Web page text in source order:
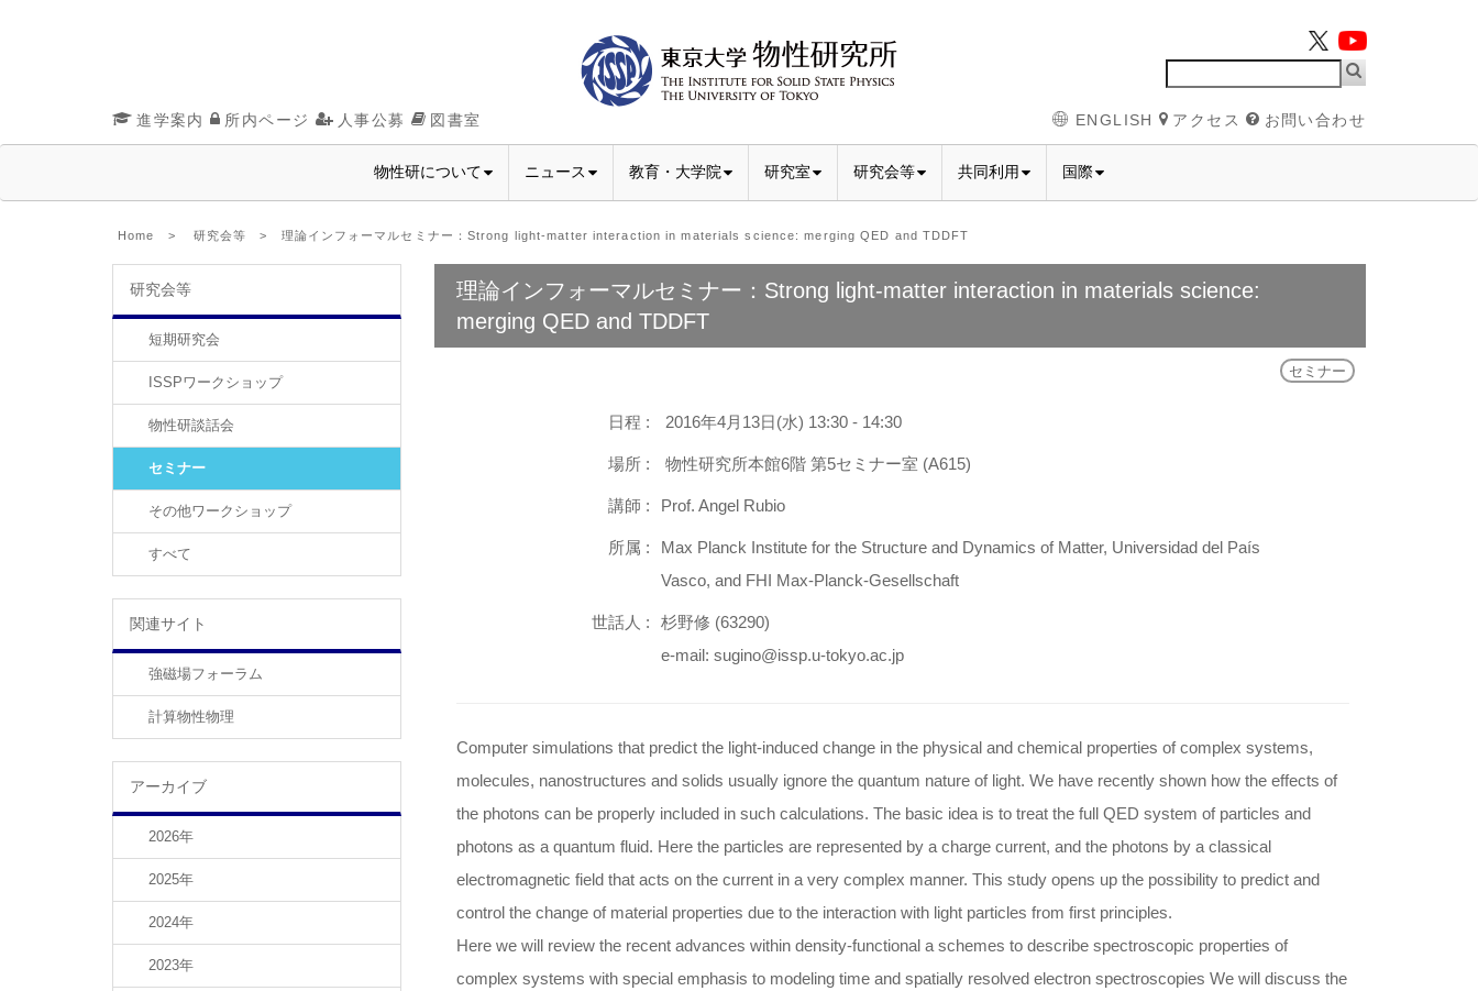
進学案内 所内ページ 人事公募 図書室 ENGLISH アクセス お問い合わせ
物性研について ニュース 教育・大学院 研究室 研究会等 共同利用 国際
Home > 研究会等 > 理論インフォーマルセミナー：Strong light-matter interaction in materials science: merging QED and TDDFT
研究会等
短期研究会
ISSPワークショップ
物性研談話会
セミナー
その他ワークショップ
すべて
関連サイト
強磁場フォーラム
計算物性物理
アーカイブ
2026年
2025年
2024年
2023年
理論インフォーマルセミナー：Strong light-matter interaction in materials science:
merging QED and TDDFT
セミナー
日程 : 2016年4月13日(水) 13:30 - 14:30
場所 : 物性研究所本館6階 第5セミナー室 (A615)
講師 : Prof. Angel Rubio
所属 :
Max Planck Institute for the Structure and Dynamics of Matter, Universidad del País
Vasco, and FHI Max-Planck-Gesellschaft
世話人 :
杉野修 (63290)
e-mail: sugino@issp.u-tokyo.ac.jp
Computer simulations that predict the light-induced change in the physical and chemical properties of complex systems,
molecules, nanostructures and solids usually ignore the quantum nature of light. We have recently shown how the effects of
the photons can be properly included in such calculations. The basic idea is to treat the full QED system of particles and
photons as a quantum fluid. Here the particles are represented by a charge current, and the photons by a classical
electromagnetic field that acts on the current in a very complex manner. This study opens up the possibility to predict and
control the change of material properties due to the interaction with light particles from first principles.
Here we will review the recent advances within density-functional a schemes to describe spectroscopic properties of
complex systems with special emphasis to modeling time and spatially resolved electron spectroscopies We will discuss the